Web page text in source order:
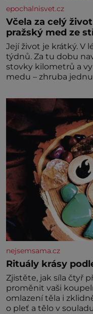
epochalnisvet.cz
Včela za celý
pražský med ze
Její život je krátký. V
týdnů. Za tu dobu
stovky kilometrů a
medu – zhruba
dalšími desítkami
vznikne jeden z
nejsemsama.cz
Rituály krásy
Zjistěte, jak síla čtyř
proměnit vaši
omlazení těla i
o pleť a tělo v